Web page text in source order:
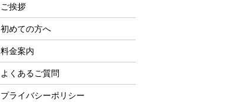
ご挨拶
初めての方へ
料金案内
よくあるご質問
プライバシーポリシー